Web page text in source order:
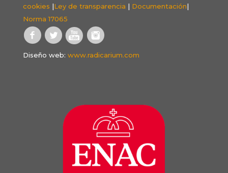
cookies |Ley de transparencia | Documentación|
Norma 17065
Diseño web: www.radicarium.com